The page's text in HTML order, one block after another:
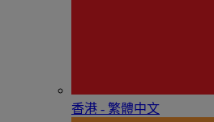
香港 - 繁體中文